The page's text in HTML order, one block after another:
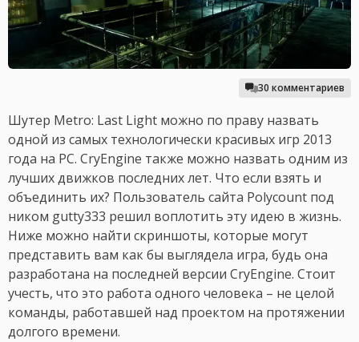
30 комментариев
Шутер Metro: Last Light можно по праву назвать
одной из самых технологически красивых игр 2013
года на PC. CryEngine также можно назвать одним из
лучших движков последних лет. Что если взять и
объединить их? Пользователь сайта Polycount под
ником gutty333 решил воплотить эту идею в жизнь.
Ниже можно найти скриншоты, которые могут
представить вам как бы выглядела игра, будь она
разработана на последней версии CryEngine. Стоит
учесть, что это работа одного человека – не целой
команды, работавшей над проектом на протяжении
долгого времени.